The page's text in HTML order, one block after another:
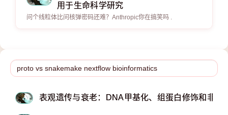
用于生命科学研究
问个线粒体比问核弹密码还难？Anthropic你在搞笑吗 .
表观遗传与衰老：DNA甲基化、组蛋白修饰和非编